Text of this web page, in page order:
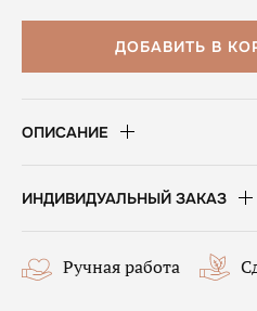
ДОБАВИТЬ В
ОПИСАНИЕ
ИНДИВИДУАЛЬНЫЙ ЗАКАЗ
Ручная работа